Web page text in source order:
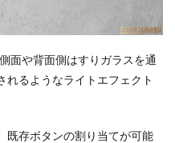
面や背面側はすりガラスを通
れるようなライトエフェクト
既存ボタンの割り当てが可能